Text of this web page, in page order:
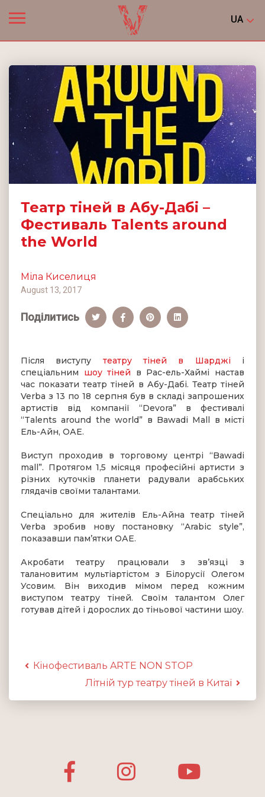
UA
Театр тіней в Абу-Дабі –
Фестиваль Talents around
the World
Міла Киселиця
August 13, 2017
Поділитись
Після виступу театру тіней в Шарджі і
спеціальним шоу тіней в Рас-ель-Хаймі настав
час показати театр тіней в Абу-Дабі. Театр тіней
Verba з 13 по 18 серпня був в складі запрошених
артистів від компанії “Devora” в фестивалі
“Talents around the world” в Bawadi Mall в місті
Ель-Айн, ОАЕ.
Виступ проходив в торговому центрі “Bawadi
mall”. Протягом 1,5 місяця професійні артисти з
різних куточків планети радували арабських
глядачів своїми талантами.
Спеціально для жителів Ель-Айна театр тіней
Verba зробив нову постановку “Arabic style”,
показавши пам’ятки ОАЕ.
Акробати театру працювали з зв’язці з
талановитим мультіартістом з Білорусії Олегом
Усовим. Він виходив мімом перед кожним
виступом театру тіней. Своїм талантом Олег
готував дітей і дорослих до тіньової частини шоу.
Кінофестиваль ARTE NON STOP
Літній тур театру тіней в Китаї